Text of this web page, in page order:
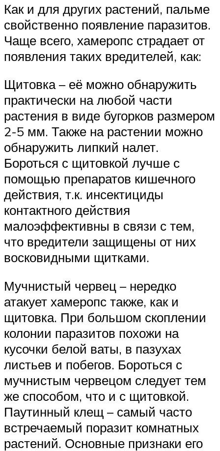
Как и для других растений, пальме
свойственно появление паразитов.
Чаще всего, хамеропс страдает от
появления таких вредителей, как:
Щитовка – её можно обнаружить
практически на любой части
растения в виде бугорков размером
2-5 мм. Также на растении можно
обнаружить липкий налет.
Бороться с щитовкой лучше с
помощью препаратов кишечного
действия, т.к. инсектициды
контактного действия
малоэффективны в связи с тем,
что вредители защищены от них
восковидными щитками.
Мучнистый червец – нередко
атакует хамеропс также, как и
щитовка. При большом скоплении
колонии паразитов похожи на
кусочки белой ваты, в пазухах
листьев и побегов. Бороться с
мучнистым червецом следует тем
же способом, что и с щитовкой.
Паутинный клещ – самый часто
встречаемый поразит комнатных
растений. Основные признаки его